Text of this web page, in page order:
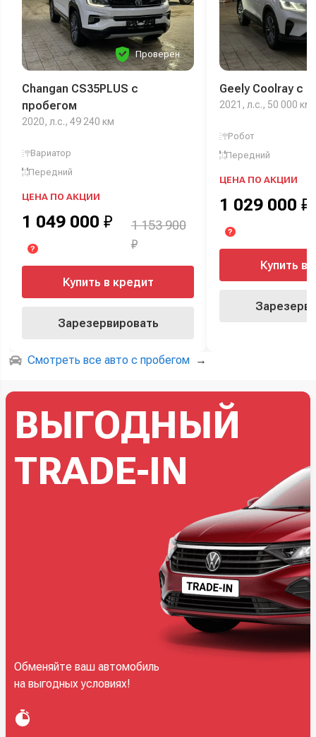
Проверен
Changan CS35PLUS с
пробегом
2020, л.с., 49 240 км
Вариатор
Передний
ЦЕНА ПО АКЦИИ
1 049 000 ₽
?
1 153 900
₽
Купить в кредит
Зарезервировать
Geely Coolray с
2021, л.с., 50 000 км
Робот
Передний
ЦЕНА ПО АКЦИИ
1 029 000 ₽
?
Купить в
Смотреть все авто с пробегом →
ВЫГОДНЫЙ
TRADE-IN
Обменяйте ваш автомобиль
на выгодных условиях!